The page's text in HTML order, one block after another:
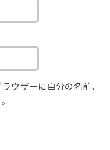
ウザーに自分の名前、